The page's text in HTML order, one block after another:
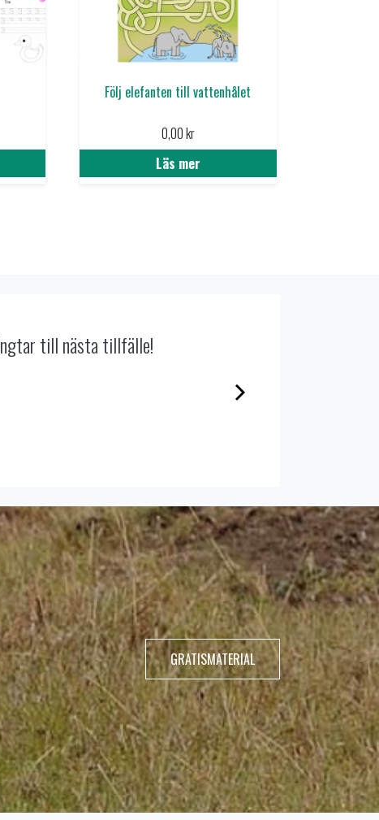
Följ elefanten till vattenhålet
0,00kr
Läs mer
och allt är klart!
GRATISMATERIAL